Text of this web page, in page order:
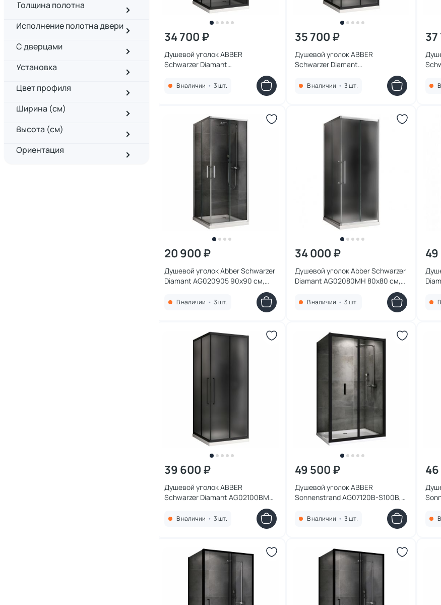
Толщина полотна
Исполнение полотна двери
С дверцами
Установка
Цвет профиля
Ширина (см)
Высота (см)
Ориентация
34 700 ₽
Душевой уголок ABBER
Schwarzer Diamant
профиль черный, стекло
В наличии • 3 шт.
35 700 ₽
Душевой уголок ABBER
Schwarzer Diamant
профиль черный, стекло матовое
В наличии • 3 шт.
20 900 ₽
Душевой уголок Abber Schwarzer
Diamant AG020905 90х90 см,
прозрачное
В наличии • 3 шт.
34 000 ₽
Душевой уголок Abber Schwarzer
Diamant AG02080MH 80х80 см,
профиль хром, стекло матовое
В наличии • 3 шт.
39 600 ₽
Душевой уголок ABBER
Schwarzer Diamant AG02100BMH,
100x100 см, профиль черный,
стекло матовое
В наличии • 3 шт.
49 500 ₽
Душевой уголок ABBER
Sonnenstrand AG07120B-S100B,
стекло прозрачное
В наличии • 3 шт.